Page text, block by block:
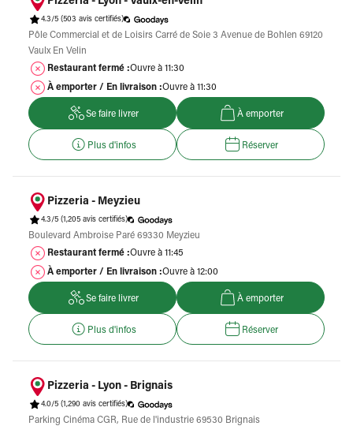
4.3/5 (503 avis certifiés)
Pôle Commercial et de Loisirs Carré de Soie 3 Avenue de Bohlen 69120
Vaulx En Velin
Restaurant fermé :Ouvre à 11:30
À emporter / En livraison :Ouvre à 11:30
Se faire livrer À emporter
Plus d'infos Réserver
Pizzeria - Meyzieu
4.3/5 (1,205 avis certifiés)
Boulevard Ambroise Paré 69330 Meyzieu
Restaurant fermé :Ouvre à 11:45
À emporter / En livraison :Ouvre à 12:00
Se faire livrer À emporter
Plus d'infos Réserver
Pizzeria - Lyon - Brignais
4.0/5 (1,290 avis certifiés)
Parking Cinéma CGR, Rue de l'industrie 69530 Brignais